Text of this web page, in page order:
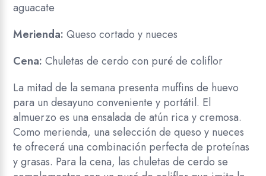
aguacate
Merienda: Queso cortado y nueces
Cena: Chuletas de cerdo con puré de coliflor
La mitad de la semana presenta muffins de huevo
para un desayuno conveniente y portátil. El
almuerzo es una ensalada de atún rica y cremosa.
Como merienda, una selección de queso y nueces
te ofrecerá una combinación perfecta de proteínas
y grasas. Para la cena, las chuletas de cerdo se